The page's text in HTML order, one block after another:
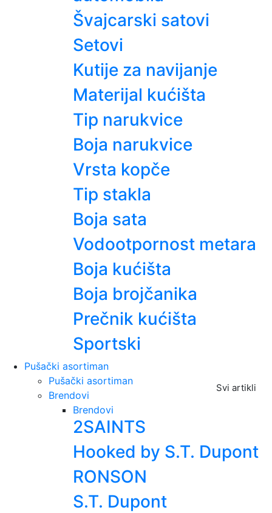
Švajcarski satovi
Setovi
Kutije za navijanje
Materijal kućišta
Tip narukvice
Boja narukvice
Vrsta kopče
Tip stakla
Boja sata
Vodootpornost metara
Boja kućišta
Boja brojčanika
Prečnik kućišta
Sportski
Pušački asortiman
Svi artikli
Pušački asortiman
Brendovi
Brendovi
2SAINTS
Hooked by S.T. Dupont
RONSON
S.T. Dupont